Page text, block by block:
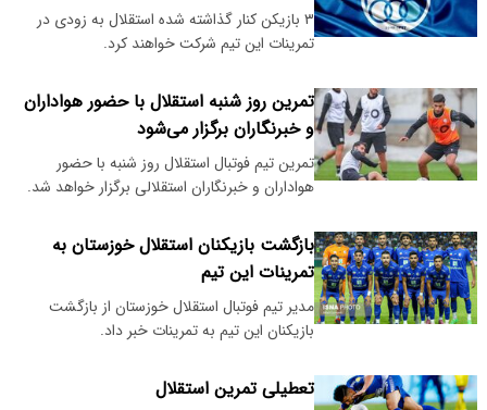
۳ بازیکن کنار گذاشته شده استقلال به زودی در
تمرینات این تیم شرکت خواهند کرد.
تمرین روز شنبه استقلال با حضور هواداران
و خبرنگاران برگزار می‌شود
تمرین تیم فوتبال استقلال روز شنبه با حضور
هواداران و خبرنگاران استقلالی برگزار خواهد شد.
بازگشت بازیکنان استقلال خوزستان به
تمرینات این تیم
مدیر تیم فوتبال استقلال خوزستان از بازگشت
بازیکنان این تیم به تمرینات خبر داد.
تعطیلی تمرین استقلال